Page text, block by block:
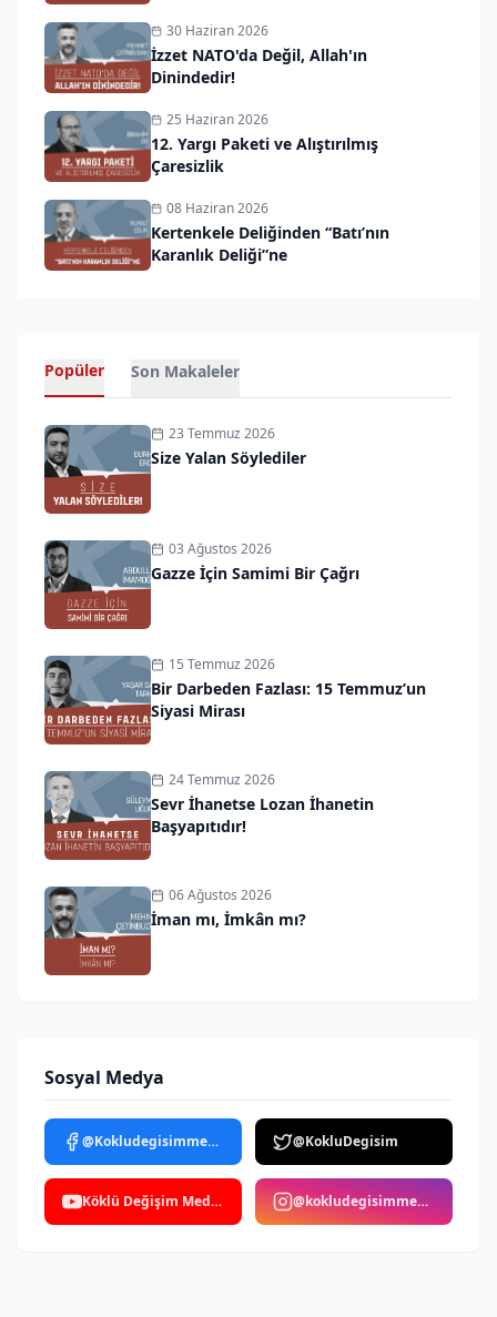
30 Haziran 2026
İzzet NATO'da Değil, Allah'ın
Dinindedir!
25 Haziran 2026
12. Yargı Paketi ve Alıştırılmış
Çaresizlik
08 Haziran 2026
Kertenkele Deliğinden “Batı’nın
Karanlık Deliği”ne
Popüler Son Makaleler
23 Temmuz 2026
Size Yalan Söylediler
03 Ağustos 2026
Gazze İçin Samimi Bir Çağrı
15 Temmuz 2026
Bir Darbeden Fazlası: 15 Temmuz’un
Siyasi Mirası
24 Temmuz 2026
Sevr İhanetse Lozan İhanetin
Başyapıtıdır!
06 Ağustos 2026
İman mı, İmkân mı?
Sosyal Medya
@Kokludegisimmedya @KokluDegisim
Köklü Değişim Medya @kokludegisimmedya